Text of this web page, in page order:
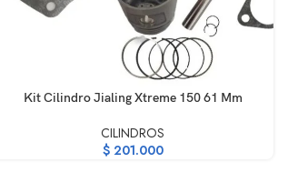
AÑADIR AL CARRITO
Kit Cilindro Jialing Xtreme 150 61 Mm
CILINDROS
$201.000